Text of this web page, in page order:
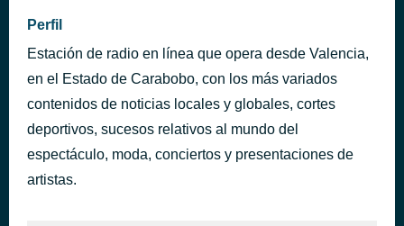
Perfil
Estación de radio en línea que opera desde Valencia,
en el Estado de Carabobo, con los más variados
contenidos de noticias locales y globales, cortes
deportivos, sucesos relativos al mundo del
espectáculo, moda, conciertos y presentaciones de
artistas.